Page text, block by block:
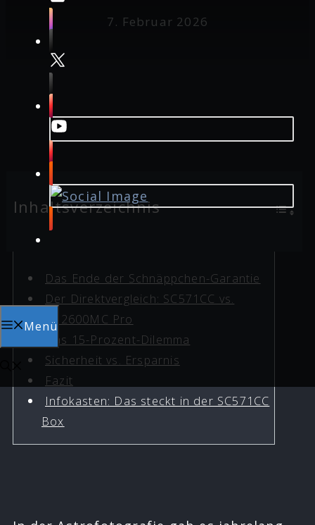
Menü
7. Februar 2026
Inhaltsverzeichnis
Das Ende der Schnäppchen-Garantie
Der Direktvergleich: SC571CC vs.
ASI2600MC Pro
Das 15-Prozent-Dilemma
Sicherheit vs. Ersparnis
Fazit
Infokasten: Das steckt in der SC571CC
Box